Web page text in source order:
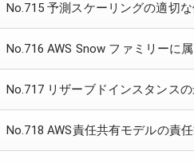
No.715 予測スケーリングの適切
No.716 AWS Snow ファミリーに
No.717 リザーブドインスタンス
No.718 AWS責任共有モデルの責